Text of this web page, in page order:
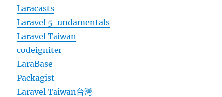
Laracasts
Laravel 5 fundamentals
Laravel Taiwan
codeigniter
LaraBase
Packagist
Laravel Taiwan台灣